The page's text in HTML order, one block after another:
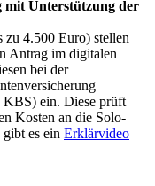
mit Unterstützung der
zu 4.500 Euro) stellen
Antrag im digitalen
bei der
ein. Diese prüft
Kosten an die Solo-
es ein Erklärvideo